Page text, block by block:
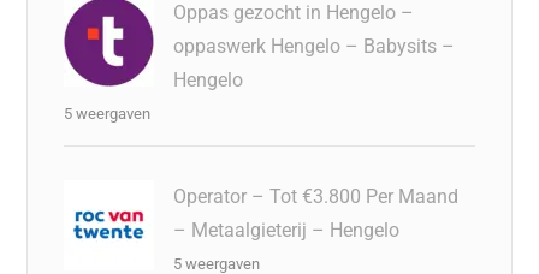
Oppas gezocht in Hengelo –
oppaswerk Hengelo – Babysits –
Hengelo
5 weergaven
Operator – Tot €3.800 Per Maand
– Metaalgieterij – Hengelo
5 weergaven